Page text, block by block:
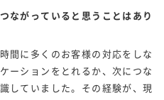
がっていると思うことはあり
間に多くのお客様の対応をしな
ーションをとれるか、次につな
していました。その経験が、現